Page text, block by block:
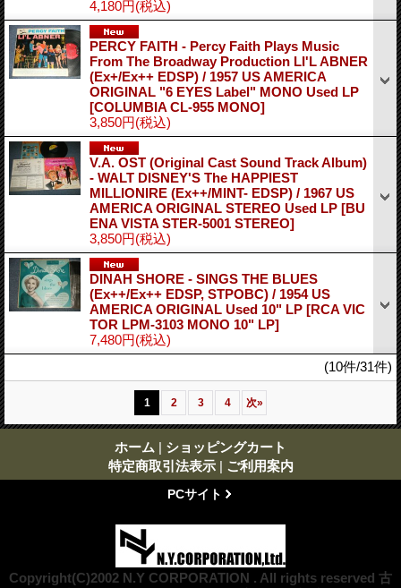
4,180円(税込)
PERCY FAITH - Percy Faith Plays Music
From The Broadway Production LI'L ABNER
(Ex+/Ex++ EDSP) / 1957 US AMERICA
ORIGINAL "6 EYES Label" MONO Used LP
[COLUMBIA CL-955 MONO]
3,850円(税込)
V.A. OST (Original Cast Sound Track Album)
- WALT DISNEY'S The HAPPIEST
MILLIONIRE (Ex++/MINT- EDSP) / 1967 US
AMERICA ORIGINAL STEREO Used LP [BU
ENA VISTA STER-5001 STEREO]
3,850円(税込)
DINAH SHORE - SINGS THE BLUES
(Ex++/Ex++ EDSP, STPOBC) / 1954 US
AMERICA ORIGINAL Used 10" LP [RCA VIC
TOR LPM-3103 MONO 10" LP]
7,480円(税込)
(10件/31件)
1 2 3 4 次»
ホーム | ショッピングカート
特定商取引法表示 | ご利用案内
PCサイト
Copyright(C)2002 N.Y CORPORATION . All rights reserved 古